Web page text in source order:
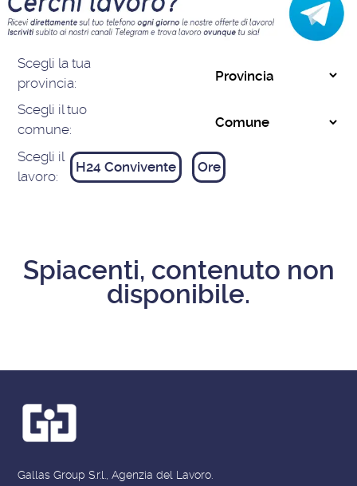
Scegli la tua
provincia:
Scegli il tuo
comune:
Scegli il
lavoro:
H24 Convivente Ore
Spiacenti, contenuto non
disponibile.
Gallas Group S.r.l., Agenzia del Lavoro.